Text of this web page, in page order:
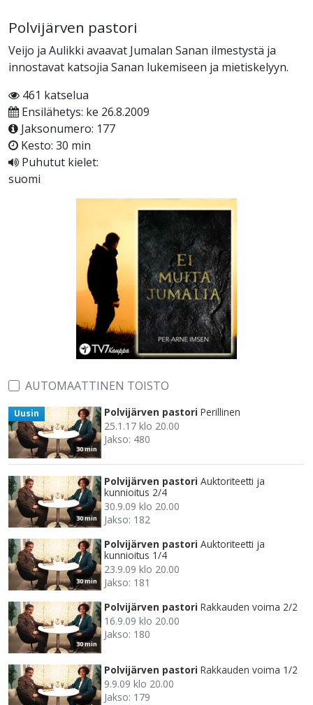
Polvijärven pastori
Veijo ja Aulikki avaavat Jumalan Sanan ilmestystä ja
innostavat katsojia Sanan lukemiseen ja mietiskelyyn.
461 katselua
Ensilähetys: ke 26.8.2009
Jaksonumero: 177
Kesto: 30 min
Puhutut kielet:
suomi
AUTOMAATTINEN TOISTO
30 min
Uusin Polvijärven pastori Perillinen
25.1.17 klo 20.00
Jakso: 480
30 min
Polvijärven pastori Auktoriteetti ja
kunnioitus 2/4
30.9.09 klo 20.00
Jakso: 182
30 min
Polvijärven pastori Auktoriteetti ja
kunnioitus 1/4
23.9.09 klo 20.00
Jakso: 181
30 min
Polvijärven pastori Rakkauden voima 2/2
16.9.09 klo 20.00
Jakso: 180
Polvijärven pastori Rakkauden voima 1/2
9.9.09 klo 20.00
Jakso: 179